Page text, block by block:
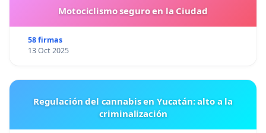
Motociclismo seguro en la Ciudad
58 firmas
13 Oct 2025
Regulación del cannabis en Yucatán: alto a la
criminalización